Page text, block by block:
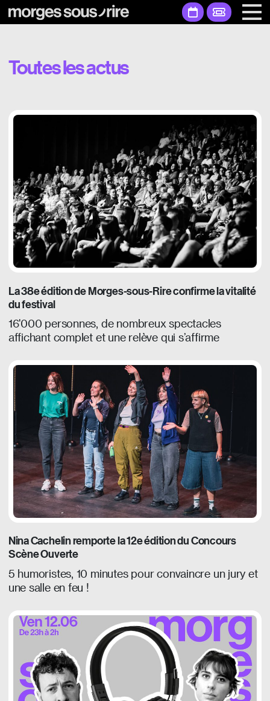
Toutes les actus
La 38e édition de Morges-sous-Rire confirme la vitalité
du festival
16'000 personnes, de nombreux spectacles
affichant complet et une relève qui s’affirme
Nina Cachelin remporte la 12e édition du Concours
Scène Ouverte
5 humoristes, 10 minutes pour convaincre un jury et
une salle en feu !